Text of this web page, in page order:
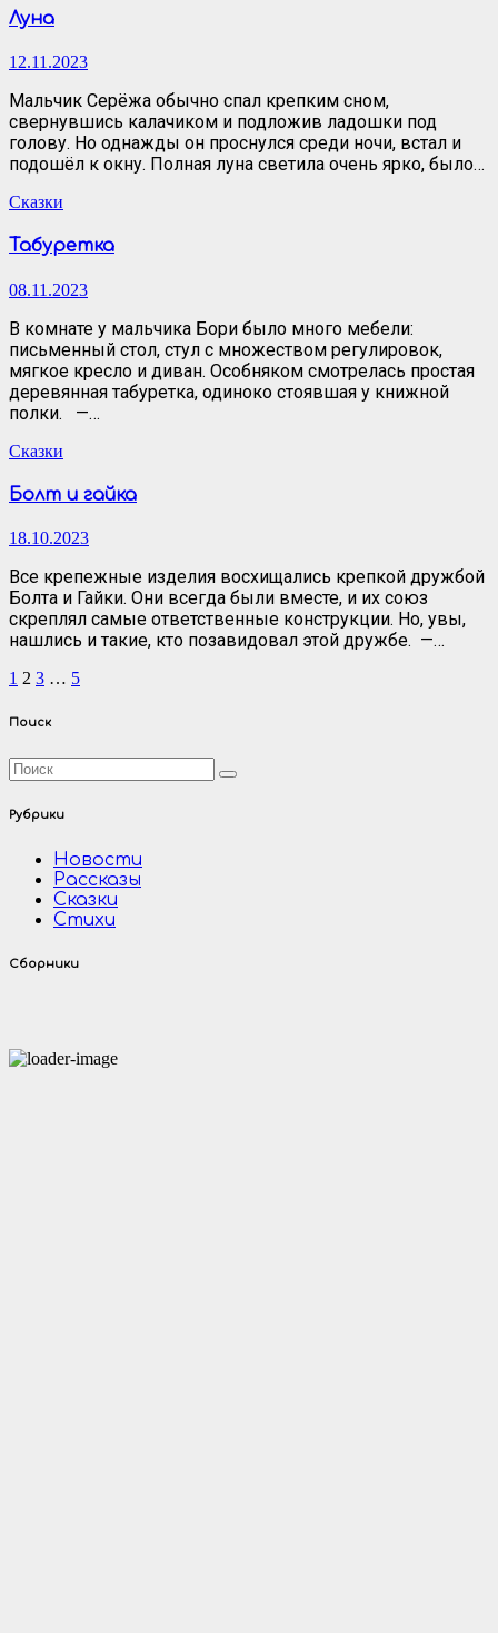
Луна
12.11.2023
Мальчик Серёжа обычно спал крепким сном,
свернувшись калачиком и подложив ладошки под
голову. Но однажды он проснулся среди ночи, встал и
подошёл к окну. Полная луна светила очень ярко, было…
Сказки
Табуретка
08.11.2023
В комнате у мальчика Бори было много мебели:
письменный стол, стул с множеством регулировок,
мягкое кресло и диван. Особняком смотрелась простая
деревянная табуретка, одиноко стоявшая у книжной
полки. —…
Сказки
Болт и гайка
18.10.2023
Все крепежные изделия восхищались крепкой дружбой
Болта и Гайки. Они всегда были вместе, и их союз
скреплял самые ответственные конструкции. Но, увы,
нашлись и такие, кто позавидовал этой дружбе. —…
Пагинация
записей
1 2 3 … 5
Поиск
Рубрики
Новости
Рассказы
Сказки
Стихи
Сборники